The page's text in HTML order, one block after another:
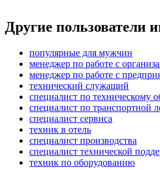
Другие пользователи
популярные для мужчин
менеджер по работе с
менеджер по работе с
технический служащий
специалист по техническому
специалист по транспортной
специалист сервиса
техник в отель
специалист производства
специалист технической
техник по оборудованию